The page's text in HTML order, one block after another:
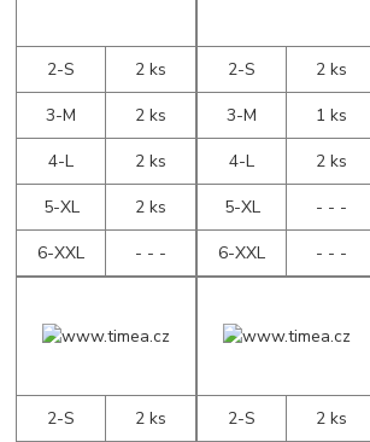
2-S
2 ks
3-M
2 ks
4-L
2 ks
5-XL
2 ks
6-XXL
- - -
2-S
2 ks
3-M
1 ks
4-L
2 ks
5-XL
- - -
6-XXL
- - -
2-S
2 ks
2-S
2 ks